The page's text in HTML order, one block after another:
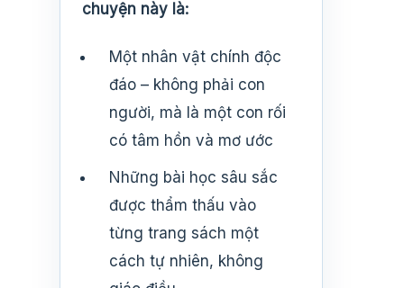
chuyện này là:
Một nhân vật chính độc
đáo – không phải con
người, mà là một con rối
có tâm hồn và mơ ước
Những bài học sâu sắc
được thẩm thấu vào
từng trang sách một
cách tự nhiên, không